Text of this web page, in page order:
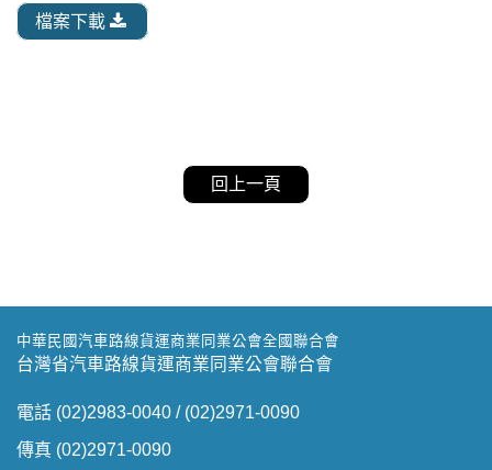
檔案下載
回上一頁
中華民國汽車路線貨運商業同業公會全國聯合會
台灣省汽車路線貨運商業同業公會聯合會
電話 (02)2983-0040 / (02)2971-0090
傳真 (02)2971-0090